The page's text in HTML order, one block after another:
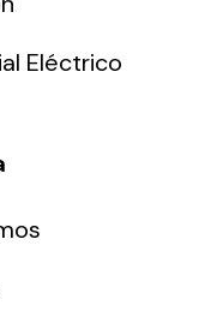
Eléctrico